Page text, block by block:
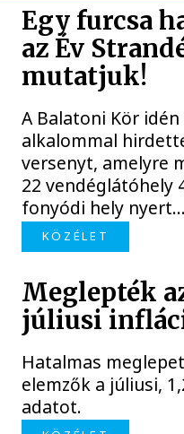
Egy furcsa
az Év
mutatjuk!
A Balatoni Kör
alkalommal
versenyt, amelyre
22 vendéglátóhely
fonyódi hely nyert...
KÖZÉLET
Meglepték
júliusi
Hatalmas
elemzők a júliusi,
adatot.